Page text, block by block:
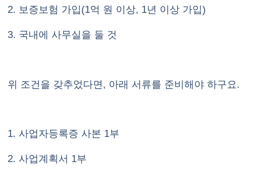
2. 보증보험 가입(1억 원 이상, 1년 이상 가입)
3. 국내에 사무실을 둘 것
위 조건을 갖추었다면, 아래 서류를 준비해야 하구요.
1. 사업자등록증 사본 1부
2. 사업계획서 1부